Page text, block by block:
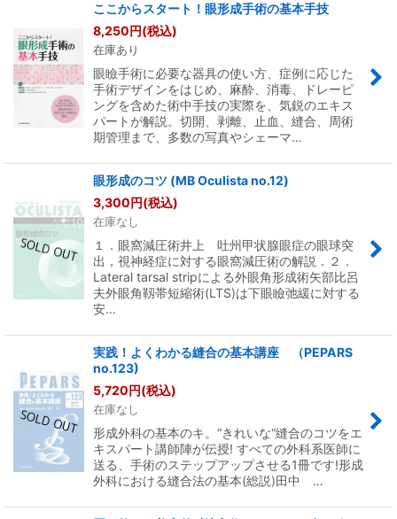
ここからスタート！眼形成手術の基本手技
8,250円(税込)
在庫あり
眼瞼手術に必要な器具の使い方、症例に応じた
手術デザインをはじめ、麻酔、消毒、ドレーピ
ングを含めた術中手技の実際を、気鋭のエキス
パートが解説。切開、剥離、止血、縫合、周術
期管理まで、多数の写真やシェーマ…
眼形成のコツ (MB Oculista no.12)
3,300円(税込)
在庫なし
１．眼窩減圧術井上 吐州甲状腺眼症の眼球突
出，視神経症に対する眼窩減圧術の解説．２．
Lateral tarsal stripによる外眼角形成術矢部比呂
夫外眼角靱帯短縮術(LTS)は下眼瞼弛緩に対する
安…
実践！よくわかる縫合の基本講座 （PEPARS
no.123)
5,720円(税込)
在庫なし
形成外科の基本のキ。“きれいな“縫合のコツをエ
キスパート講師陣が伝授! すべての外科系医師に
送る、手術のステップアップさせる1冊です!形成
外科における縫合法の基本(総説)田中 …